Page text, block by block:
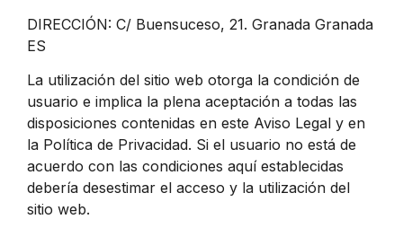
DIRECCIÓN: C/ Buensuceso, 21. Granada Granada
ES
La utilización del sitio web otorga la condición de
usuario e implica la plena aceptación a todas las
disposiciones contenidas en este Aviso Legal y en
la Política de Privacidad. Si el usuario no está de
acuerdo con las condiciones aquí establecidas
debería desestimar el acceso y la utilización del
sitio web.